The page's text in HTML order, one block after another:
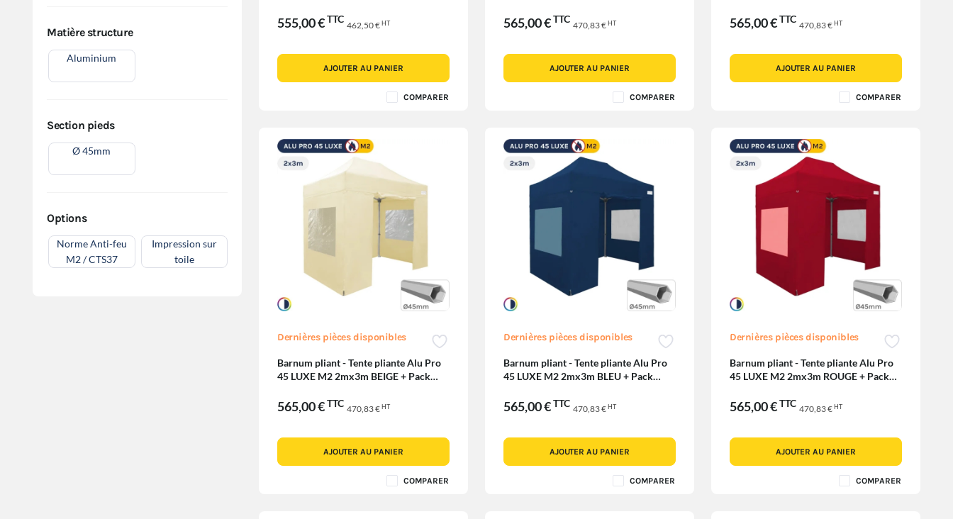
Matière structure
Aluminium
Section pieds
Ø 45mm
Options
Norme Anti-feu
M2 / CTS37
Impression sur
toile
555,00 €TTC
462,50 €HT
AJOUTER AU PANIER
COMPARER
565,00 €TTC
470,83 €HT
AJOUTER AU PANIER
COMPARER
565,00 €TTC
470,83 €HT
AJOUTER AU PANIER
COMPARER
Dernières pièces disponibles
Barnum pliant - Tente pliante Alu Pro
45 LUXE M2 2mx3m BEIGE + Pack
565,00 €TTC
470,83 €HT
AJOUTER AU PANIER
COMPARER
Dernières pièces disponibles
Barnum pliant - Tente pliante Alu Pro
45 LUXE M2 2mx3m BLEU + Pack
565,00 €TTC
470,83 €HT
AJOUTER AU PANIER
COMPARER
Dernières pièces disponibles
Barnum pliant - Tente pliante Alu Pro
45 LUXE M2 2mx3m ROUGE + Pack
565,00 €TTC
470,83 €HT
AJOUTER AU PANIER
COMPARER